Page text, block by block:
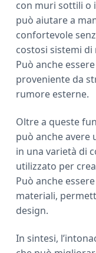
con muri sottili o
può aiutare a
confortevole
costosi sistemi
Può anche
proveniente da
rumore esterne.
Oltre a queste
può anche avere
in una varietà di
utilizzato per
Può anche
materiali,
design.
In sintesi,